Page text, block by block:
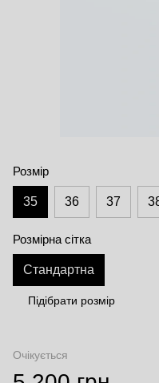
Розмір
35 36 37
Розмірна сітка
Стандартна
Підібрати розмір
Очікується